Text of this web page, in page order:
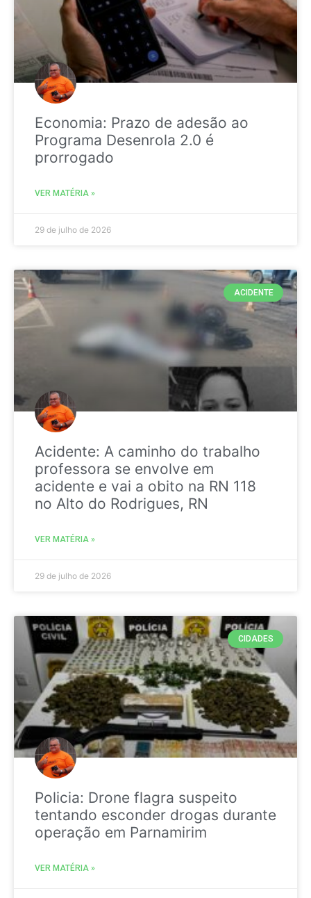
Economia: Prazo de adesão ao
Programa Desenrola 2.0 é
prorrogado
VER MATÉRIA »
29 de julho de 2026
ACIDENTE
Acidente: A caminho do trabalho
professora se envolve em
acidente e vai a obito na RN 118
no Alto do Rodrigues, RN
VER MATÉRIA »
29 de julho de 2026
CIDADES
Policia: Drone flagra suspeito
tentando esconder drogas durante
operação em Parnamirim
VER MATÉRIA »